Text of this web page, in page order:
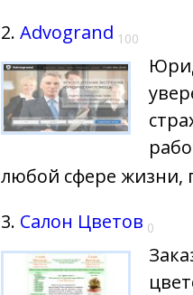
2. Advogrand 100
любой сфере жизни,
3. Салон Цветов 0